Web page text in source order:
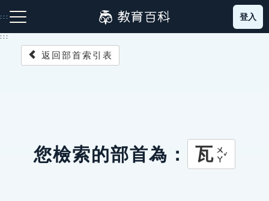
到
主
::: 登入
:::
返回部首索引表
您檢索的部首為： 瓦ㄨㄚˇ